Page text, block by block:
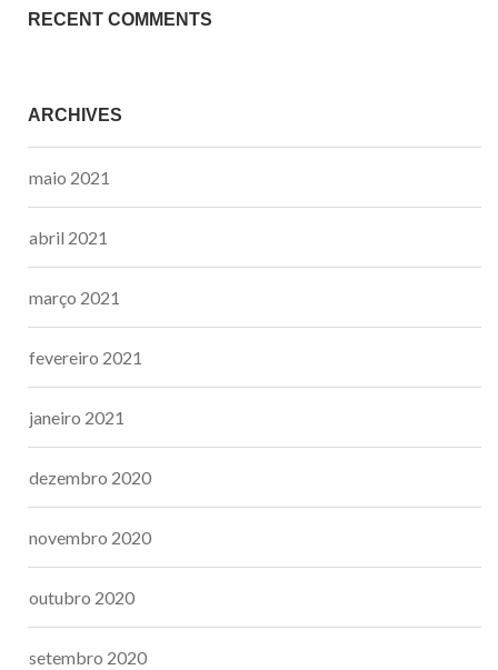
RECENT COMMENTS
ARCHIVES
maio 2021
abril 2021
março 2021
fevereiro 2021
janeiro 2021
dezembro 2020
novembro 2020
outubro 2020
setembro 2020